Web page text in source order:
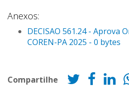
Anexos:
DECISAO 561.24 - Aprova
COREN-PA 2025 - 0 bytes
Compartilhe